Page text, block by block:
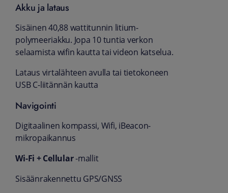
Akku ja lataus
Sisäinen 40,88 wattitunnin litium­
polymeeriakku. Jopa 10 tuntia verkon
selaamista wifin kautta tai videon katselua.
Lataus virtalähteen avulla tai tietokoneen
USB C-liitännän kautta
Navigointi
Digitaalinen kompassi, Wifi, iBeacon-
mikropaikannus
Wi‑Fi + Cellular‑mallit
Sisäänrakennettu GPS/GNSS